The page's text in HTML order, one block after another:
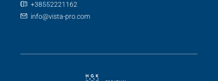
+38552221162
info@vista-pro.com